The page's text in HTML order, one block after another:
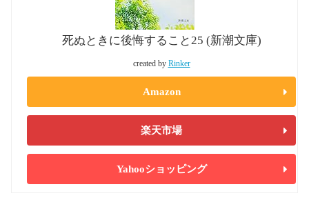
死ぬときに後悔すること25 (新潮文庫)
created by Rinker
Amazon
楽天市場
Yahooショッピング